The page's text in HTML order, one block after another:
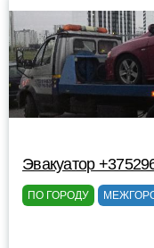
Эвакуатор
ПО ГОРОДУ